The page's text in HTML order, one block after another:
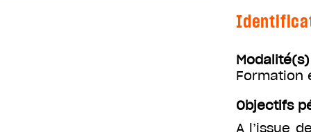
Formation
Objectifs
A l’issue